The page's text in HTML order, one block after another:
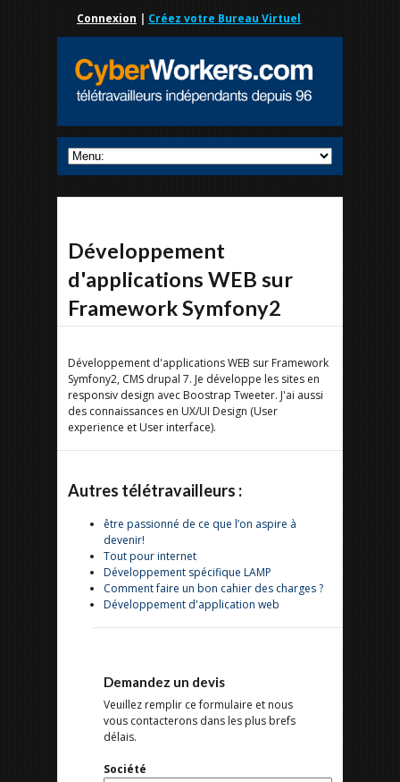
Connexion | Créez votre Bureau Virtuel
Développement
d'applications WEB sur
Framework Symfony2
Développement d'applications WEB sur Framework
Symfony2, CMS drupal 7. Je développe les sites en
responsiv design avec Boostrap Tweeter. J'ai aussi
des connaissances en UX/UI Design (User
experience et User interface).
Autres télétravailleurs :
être passionné de ce que l’on aspire à
devenir!
Tout pour internet
Développement spécifique LAMP
Comment faire un bon cahier des charges ?
Développement d'application web
Demandez un devis
Veuillez remplir ce formulaire et nous
vous contacterons dans les plus brefs
délais.
Société